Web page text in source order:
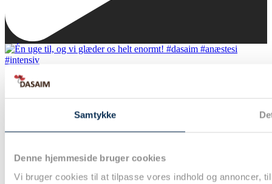
Samtykke
Denne hjemmeside bruger cookies
Vi bruger cookies til at tilpasse vores indhold og annoncer,
Én uge til, og vi glæder os helt enormt!